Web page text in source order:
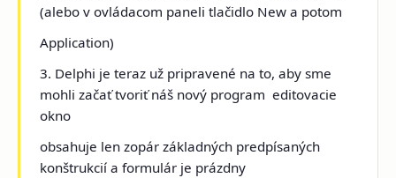
(alebo v ovládacom paneli tlačidlo New a potom
Application)
3. Delphi je teraz už pripravené na to, aby sme
mohli začať tvoriť náš nový program ­ editovacie
okno
obsahuje len zopár základných predpísaných
konštrukcií a formulár je prázdny